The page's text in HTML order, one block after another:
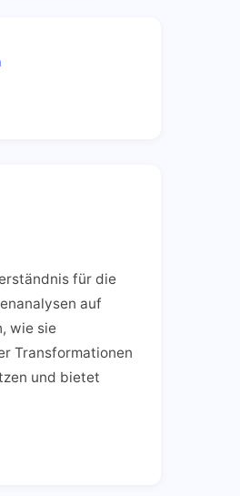
für die
auf
wie sie
Transformationen
und bietet